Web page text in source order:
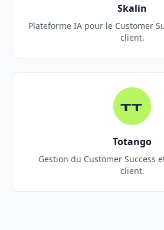
Skalin
Plateforme IA pour le Customer
client.
Totango
Gestion du Customer Success
client.